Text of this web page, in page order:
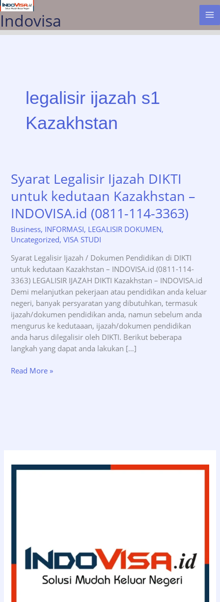
Lewati
ke
konten
Indovisa
legalisir ijazah s1
Kazakhstan
Syarat Legalisir Ijazah DIKTI
untuk kedutaan Kazakhstan –
INDOVISA.id (0811-114-3363)
Business, INFORMASI, LEGALISIR DOKUMEN,
Uncategorized,VISA STUDI
Syarat Legalisir Ijazah / Dokumen Pendidikan di DIKTI
untuk kedutaan Kazakhstan – INDOVISA.id (0811-114-
3363) LEGALISIR IJAZAH DIKTI Kazakhstan – INDOVISA.id
Demi melanjutkan pekerjaan atau pendidikan anda keluar
negeri, banyak persyaratan yang dibutuhkan, termasuk
ijazah/dokumen pendidikan anda, namun sebelum anda
mengurus ke kedutaaan, ijazah/dokumen pendidikan
anda harus dilegalisir oleh DIKTI. Berikut beberapa
langkah yang dapat anda lakukan […]
Syarat
(0811-
Read More »